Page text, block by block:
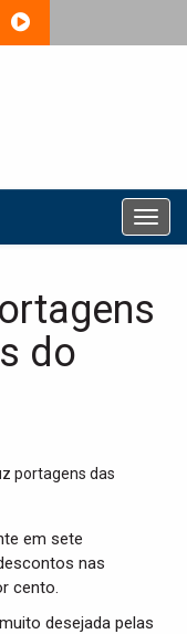
T
o
l
do
em sete
nas
cento.
desejada pelas